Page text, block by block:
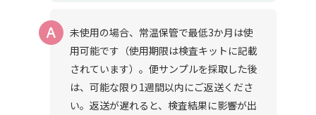
未使用の場合、常温保管で最低3か月は使
用可能です（使用期限は検査キットに記載
されています）。便サンプルを採取した後
は、可能な限り1週間以内にご返送くださ
い。返送が遅れると、検査結果に影響が出